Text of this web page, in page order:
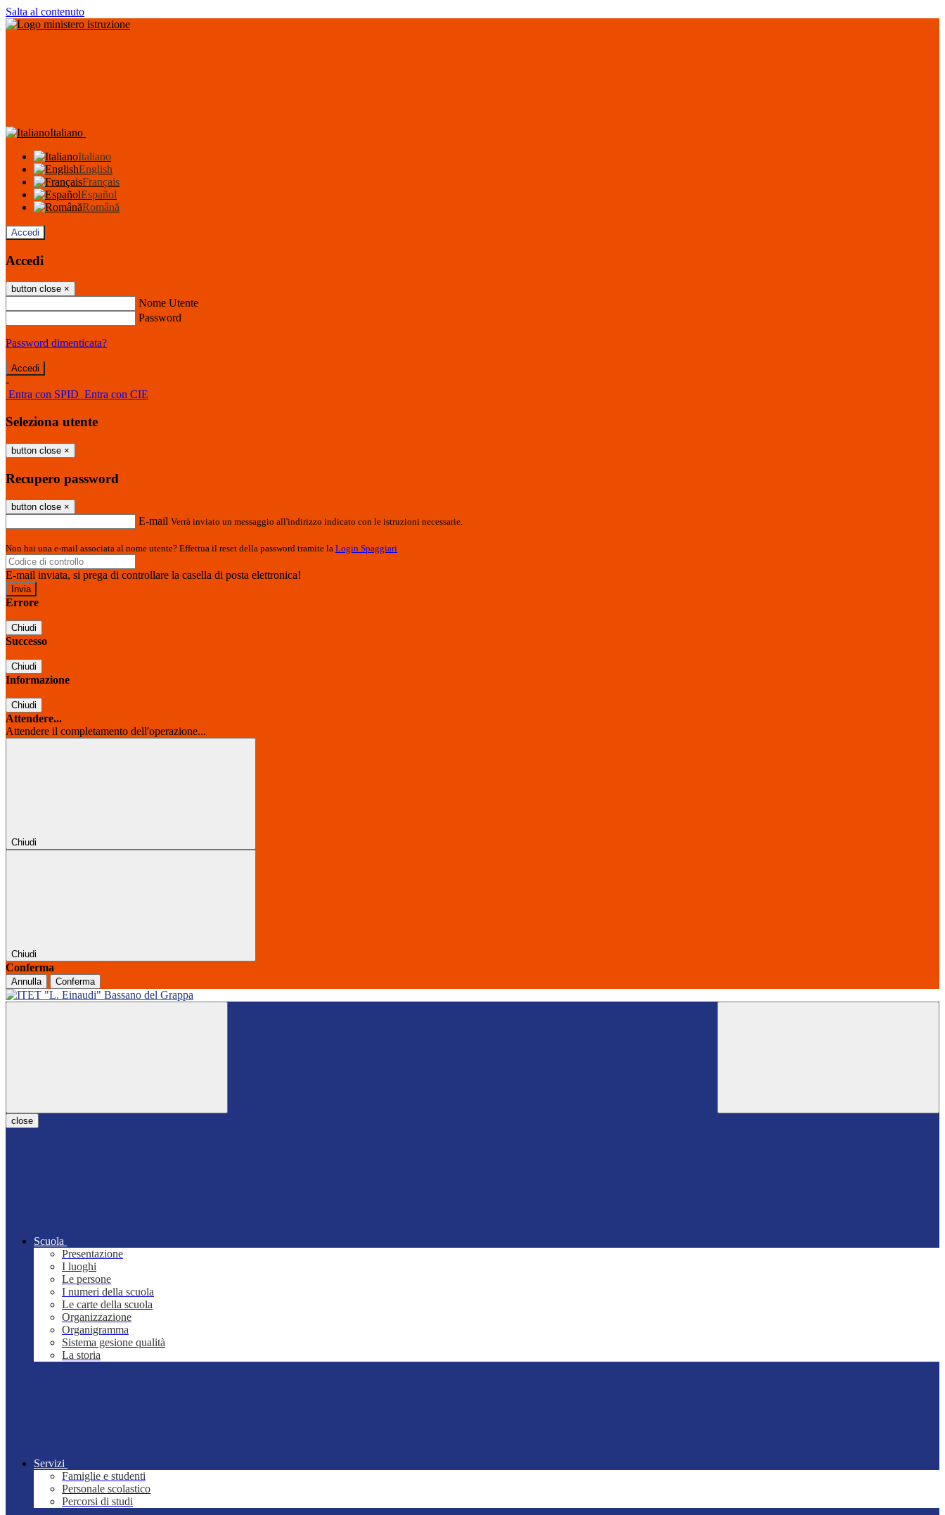
Salta al contenuto
Italiano
Italiano
English
Français
Español
Română
Accedi
Accedi
button close ×
Nome Utente
Password
Password dimenticata?
-
Entra con SPID Entra con CIE
Seleziona utente
button close ×
Recupero password
button close ×
E-mail Verrà inviato un messaggio all'indirizzo indicato con le istruzioni necessarie.
Non hai una e-mail associata al nome utente? Effettua il reset della password tramite la Login Spaggiari
E-mail inviata, si prega di controllare la casella di posta elettronica!
Errore
Chiudi
Successo
Chiudi
Informazione
Chiudi
Attendere...
Attendere il completamento dell'operazione...
Chiudi
Chiudi
Conferma
Annulla Conferma
close
Scuola
Presentazione
I luoghi
Le persone
I numeri della scuola
Le carte della scuola
Organizzazione
Organigramma
Sistema gesione qualità
La storia
Servizi
Famiglie e studenti
Personale scolastico
Percorsi di studi